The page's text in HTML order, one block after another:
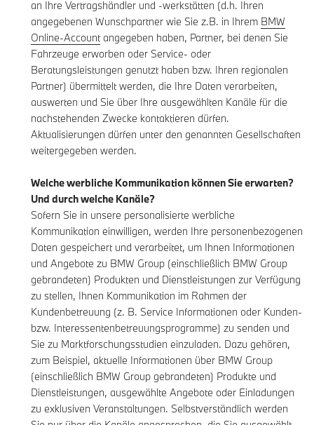
an Ihre Vertragshändler und -werkstätten (d.h. Ihren
angegebenen Wunschpartner wie Sie z.B. in Ihrem BMW
Online-Accountangegeben haben, Partner, bei denen Sie
Fahrzeuge erworben oder Service- oder
Beratungsleistungen genutzt haben bzw. Ihren regionalen
Partner) übermittelt werden, die Ihre Daten verarbeiten,
auswerten und Sie über Ihre ausgewählten Kanäle für die
nachstehenden Zwecke kontaktieren dürfen.
Aktualisierungen dürfen unter den genannten Gesellschaften
weitergegeben werden.
Welche werbliche Kommunikation können Sie erwarten?
Und durch welche Kanäle?
Sofern Sie in unsere personalisierte werbliche
Kommunikation einwilligen, werden Ihre personenbezogenen
Daten gespeichert und verarbeitet, um Ihnen Informationen
und Angebote zu BMW Group (einschließlich BMW Group
gebrandeten) Produkten und Dienstleistungen zur Verfügung
zu stellen, Ihnen Kommunikation im Rahmen der
Kundenbetreuung (z. B. Service Informationen oder Kunden-
bzw. Interessentenbetreuungsprogramme) zu senden und
Sie zu Marktforschungsstudien einzuladen. Dazu gehören,
zum Beispiel, aktuelle Informationen über BMW Group
(einschließlich BMW Group gebrandeten) Produkte und
Dienstleistungen, ausgewählte Angebote oder Einladungen
zu exklusiven Veranstaltungen. Selbstverständlich werden